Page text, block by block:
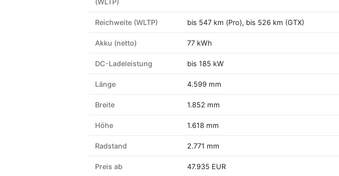
(WLTP)
Reichweite (WLTP) bis 547 km (Pro), bis 526 km (GTX)
Akku (netto) 77 kWh
DC-Ladeleistung bis 185 kW
Länge 4.599 mm
Breite 1.852 mm
Höhe 1.618 mm
Radstand 2.771 mm
Preis ab 47.935 EUR